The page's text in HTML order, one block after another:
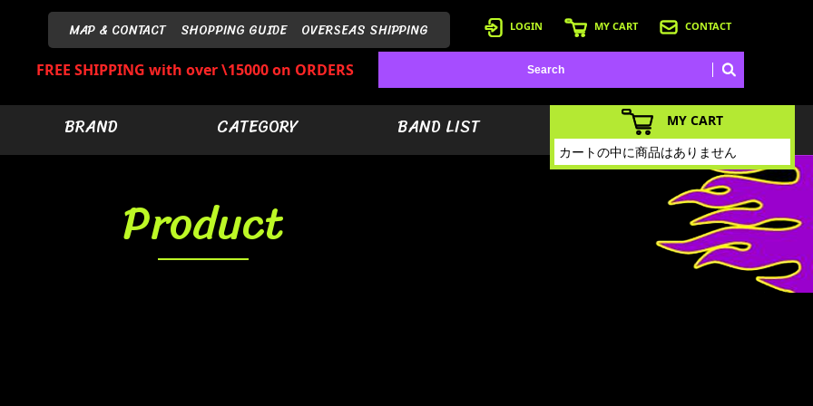
MAP & CONTACT SHOPPING GUIDE OVERSEAS SHIPPING LOGIN MY CART CONTACT
FREE SHIPPING with over \15000 on ORDERS
BRAND CATEGORY BAND LIST
Product
MY CART
カートの中に商品はありません